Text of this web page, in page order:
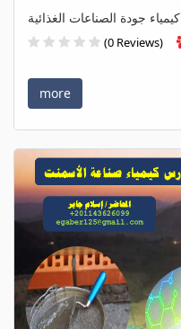
كيمياء جودة الصناعات الغذائية
(0 Reviews)
more